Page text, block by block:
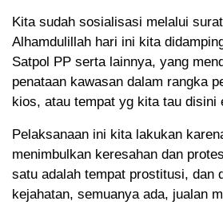
Kita sudah sosialisasi melalui
Alhamdulillah hari ini kita
Satpol PP serta lainnya, yang
penataan kawasan dalam rangka
kios, atau tempat yg kita tau disini
Pelaksanaan ini kita lakukan
menimbulkan keresahan dan
satu adalah tempat prostitusi, dan
kejahatan, semuanya ada, jualan